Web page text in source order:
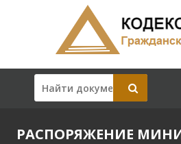
РАСПОРЯЖЕНИЕ